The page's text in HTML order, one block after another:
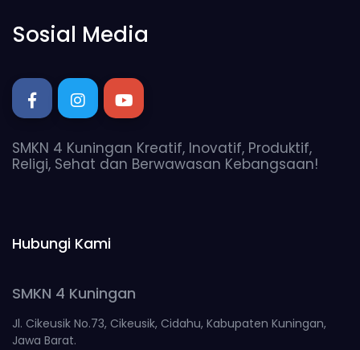
Sosial Media
SMKN 4 Kuningan Kreatif, Inovatif, Produktif,
Religi, Sehat dan Berwawasan Kebangsaan!
Hubungi Kami
SMKN 4 Kuningan
Jl. Cikeusik No.73, Cikeusik, Cidahu, Kabupaten Kuningan,
Jawa Barat.